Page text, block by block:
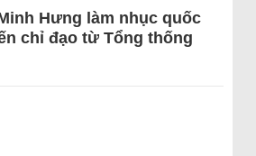
Hưng làm nhục quốc
chỉ đạo từ Tổng thống